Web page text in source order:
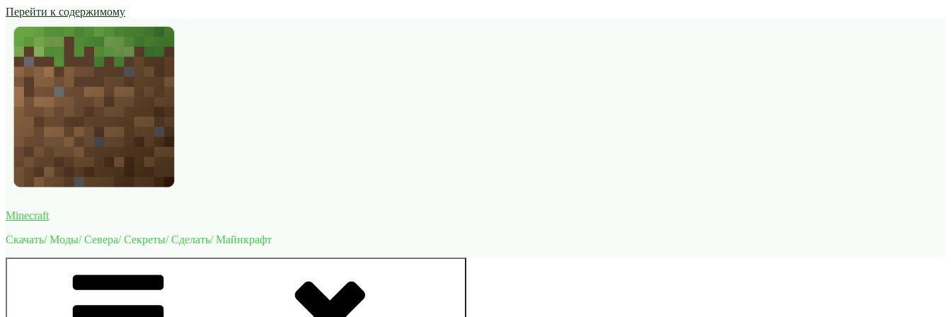
Перейти к содержимому
Minecraft
Скачать/ Моды/ Севера/ Секреты/ Сделать/ Майнкрафт